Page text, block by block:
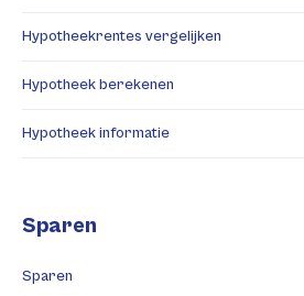
Hypotheekrentes vergelijken
Hypotheek berekenen
Hypotheek informatie
Sparen
Sparen